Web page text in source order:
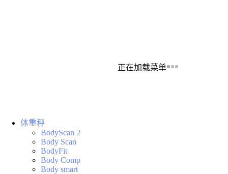
正在加载菜单
体重秤
BodyScan 2
Body Scan
BodyFit
Body Comp
Body smart